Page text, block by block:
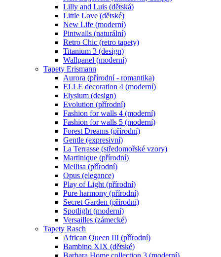
Lilly and Luis (dětská)
Little Love (dětské)
New Life (moderní)
Pintwalls (naturální)
Retro Chic (retro tapety)
Titanium 3 (design)
Wallpanel (moderní)
Tapety Erismann
Aurora (přírodní - romantika)
ELLE decoration 4 (moderní)
Elysium (design)
Evolution (přírodní)
Fashion for walls 4 (moderní)
Fashion for walls 5 (moderní)
Forest Dreams (přírodní)
Gentle (expresivní)
La Terrasse (středomořské vzory)
Martinique (přírodní)
Mellisa (přírodní)
Opus (elegance)
Play of Light (přírodní)
Pure harmony (přírodní)
Secret Garden (přírodní)
Spotlight (moderní)
Versailles (zámecké)
Tapety Rasch
African Queen III (přírodní)
Bambino XIX (dětské)
Barbara Home collection 3 (moderní)